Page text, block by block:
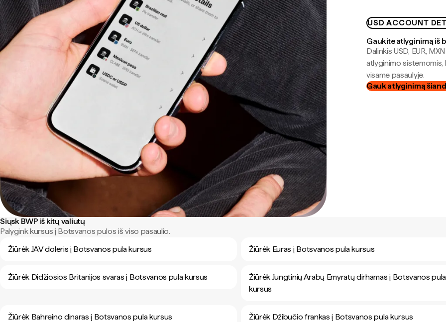
USD ACCOUNT
Gaukite atlyginimą iš
Dalinkis USD, EUR,
atlyginimo
visame pasaulyje.
Gauk atlyginimą
Siųsk BWP iš kitų valiutų
Palygink kursus į Botsvanos pulos iš viso pasaulio.
Žiūrėk JAV doleris į Botsvanos pula kursus
Žiūrėk Euras į Botsvanos pula kursus
Žiūrėk Didžiosios Britanijos svaras į Botsvanos pula kursus
Žiūrėk Jungtinių Arabų Emyratų dirhamas į Botsvanos pula
kursus
Žiūrėk Bahreino dinaras į Botsvanos pula kursus Žiūrėk Džibučio frankas į Botsvanos pula kursus